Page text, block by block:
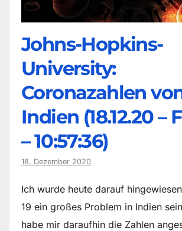
Johns-Hopkins-
University:
Coronazahlen
Indien (18.12.20 –
– 10:57:36)
18. Dezember 2020
Ich wurde heute darauf
19 ein großes Problem in Indien
habe mir daraufhin die Zahlen